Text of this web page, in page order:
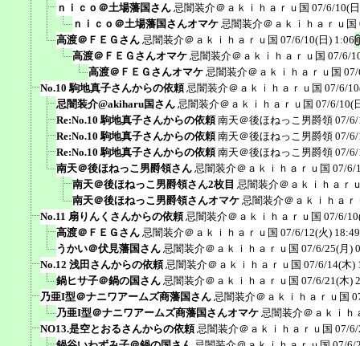
ｎｉｃｏ＠土場藩国さん 忌闇装介＠ａｋｉｈａｒｕ国 07/6/10(
ｎｉｃｏ＠土場藩国さんオマケ 忌闇装介＠ａｋｉｈａｒｕ国
高渡＠ＦＥＧさん 忌闇装介＠ａｋｉｈａｒｕ国 07/6/10(日) 1:06
高渡＠ＦＥＧさんオマケ 忌闇装介＠ａｋｉｈａｒｕ国 07/6/
高渡＠ＦＥＧさんオマケ 忌闇装介＠ａｋｉｈａｒｕ国
No.10 駒地真子さんからの依頼 忌闇装介＠ａｋｉｈａｒｕ国 07/6/
忌闇装介@akiharu国さん 忌闇装介＠ａｋｉｈａｒｕ国 07/6/10(
Re:No.10 駒地真子さんからの依頼 南天＠後ほねっこ男爵領 07/
Re:No.10 駒地真子さんからの依頼 南天＠後ほねっこ男爵領 07/
Re:No.10 駒地真子さんからの依頼 南天＠後ほねっこ男爵領 07/
南天＠後ほねっこ男爵領さん 忌闇装介＠ａｋｉｈａｒｕ国 07/6/
南天＠後ほねっこ男爵領さん2枚目 忌闇装介＠ａｋｉｈａｒ
南天＠後ほねっこ男爵領さんオマケ 忌闇装介＠ａｋｉｈａｒ
No.11 扇りんくさんからの依頼 忌闇装介＠ａｋｉｈａｒｕ国 07/6/
高渡＠ＦＥＧさん 忌闇装介＠ａｋｉｈａｒｕ国 07/6/12(火) 18:49
うかい＠伏見藩国さん 忌闇装介＠ａｋｉｈａｒｕ国 07/6/25(月)
No.12 浅田さんからの依頼 忌闇装介＠ａｋｉｈａｒｕ国 07/6/14(木)
鍋ヒサ子＠鍋の国さん 忌闇装介＠ａｋｉｈａｒｕ国 07/6/21(木)
乃亜I型＠ナニワアームズ商藩国さん 忌闇装介＠ａｋｉｈａｒｕ国
乃亜I型＠ナニワアームズ商藩国さんオマケ 忌闇装介＠ａｋｉｈ
NO13.是空とおるさんからの依頼 忌闇装介＠ａｋｉｈａｒｕ国 07/